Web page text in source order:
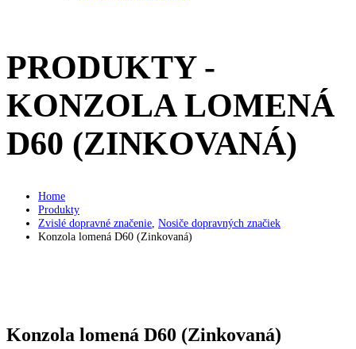
PRODUKTY -
KONZOLA LOMENÁ
D60 (ZINKOVANÁ)
Home
Produkty
Zvislé dopravné značenie Nosiče dopravných značiek
Konzola lomená D60 (Zinkovaná)
Konzola lomená D60 (Zinkovaná)